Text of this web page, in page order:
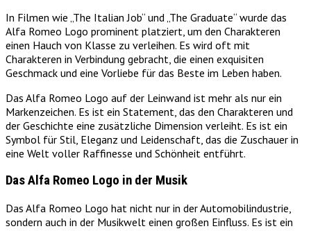
In Filmen wie „The Italian Job“ und „The Graduate“ wurde das
Alfa Romeo Logo prominent platziert, um den Charakteren
einen Hauch von Klasse zu verleihen. Es wird oft mit
Charakteren in Verbindung gebracht, die einen exquisiten
Geschmack und eine Vorliebe für das Beste im Leben haben.
Das Alfa Romeo Logo auf der Leinwand ist mehr als nur ein
Markenzeichen. Es ist ein Statement, das den Charakteren und
der Geschichte eine zusätzliche Dimension verleiht. Es ist ein
Symbol für Stil, Eleganz und Leidenschaft, das die Zuschauer in
eine Welt voller Raffinesse und Schönheit entführt.
Das Alfa Romeo Logo in der Musik
Das Alfa Romeo Logo hat nicht nur in der Automobilindustrie,
sondern auch in der Musikwelt einen großen Einfluss. Es ist ein